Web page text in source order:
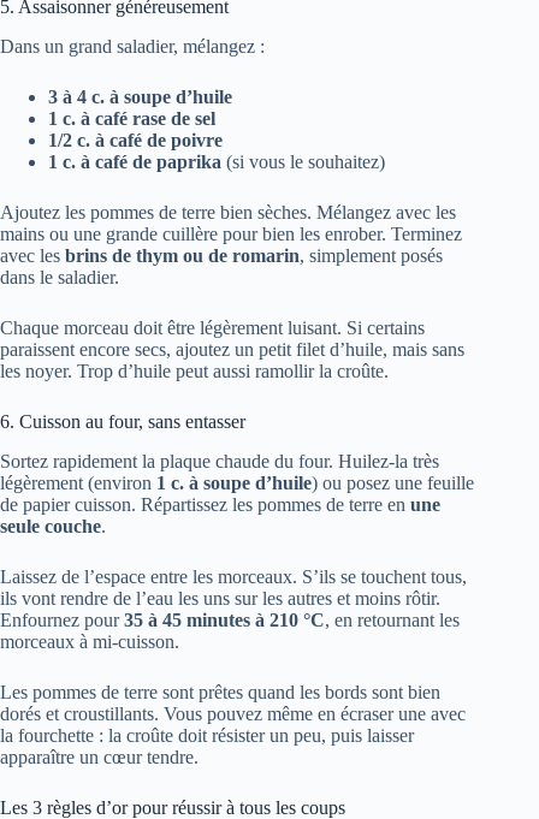
5. Assaisonner généreusement
Dans un grand saladier, mélangez :
3 à 4 c. à soupe d’huile
1 c. à café rase de sel
1/2 c. à café de poivre
1 c. à café de paprika (si vous le souhaitez)
Ajoutez les pommes de terre bien sèches. Mélangez avec les
mains ou une grande cuillère pour bien les enrober. Terminez
avec les brins de thym ou de romarin, simplement posés
dans le saladier.
Chaque morceau doit être légèrement luisant. Si certains
paraissent encore secs, ajoutez un petit filet d’huile, mais sans
les noyer. Trop d’huile peut aussi ramollir la croûte.
6. Cuisson au four, sans entasser
Sortez rapidement la plaque chaude du four. Huilez-la très
légèrement (environ 1 c. à soupe d’huile) ou posez une feuille
de papier cuisson. Répartissez les pommes de terre en une
seule couche.
Laissez de l’espace entre les morceaux. S’ils se touchent tous,
ils vont rendre de l’eau les uns sur les autres et moins rôtir.
Enfournez pour35 à 45 minutes à 210 °C, en retournant les
morceaux à mi-cuisson.
Les pommes de terre sont prêtes quand les bords sont bien
dorés et croustillants. Vous pouvez même en écraser une avec
la fourchette : la croûte doit résister un peu, puis laisser
apparaître un cœur tendre.
Les 3 règles d’or pour réussir à tous les coups